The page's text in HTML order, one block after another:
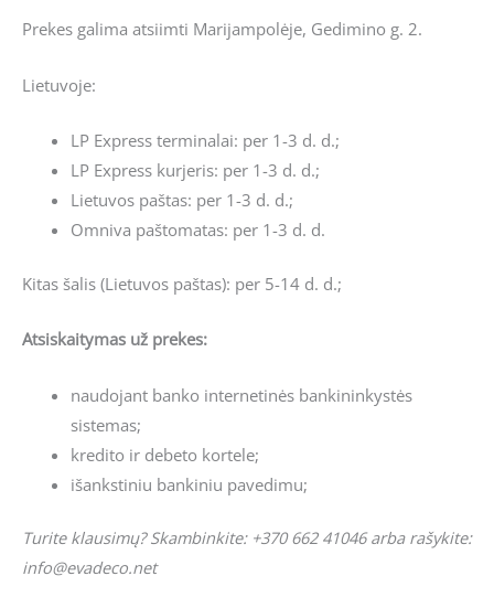
Prekes galima atsiimti Marijampolėje, Gedimino g. 2.
Lietuvoje:
LP Express terminalai: per 1-3 d. d.;
LP Express kurjeris: per 1-3 d. d.;
Lietuvos paštas: per 1-3 d. d.;
Omniva paštomatas: per 1-3 d. d.
Kitas šalis (Lietuvos paštas): per 5-14 d. d.;
Atsiskaitymas už prekes:
naudojant banko internetinės bankininkystės
sistemas;
kredito ir debeto kortele;
išankstiniu bankiniu pavedimu;
Turite klausimų? Skambinkite: +370 662 41046 arba rašykite:
info@evadeco.net